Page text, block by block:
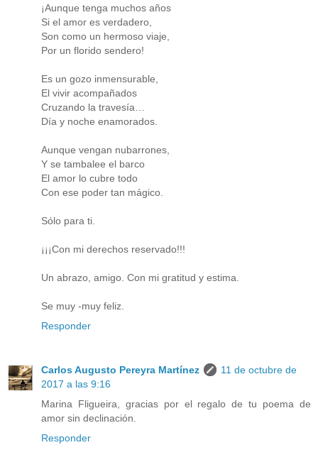
¡Aunque tenga muchos años
Si el amor es verdadero,
Son como un hermoso viaje,
Por un florido sendero!
Es un gozo inmensurable,
El vivir acompañados
Cruzando la travesía…
Día y noche enamorados.
Aunque vengan nubarrones,
Y se tambalee el barco
El amor lo cubre todo
Con ese poder tan mágico.
Sólo para ti.
¡¡¡Con mi derechos reservado!!!
Un abrazo, amigo. Con mi gratitud y estima.
Se muy -muy feliz.
Responder
Carlos Augusto Pereyra Martínez
11 de octubre de
2017 a las 9:16
Marina Fligueira, gracias por el regalo de tu poema de
amor sin declinación.
Responder